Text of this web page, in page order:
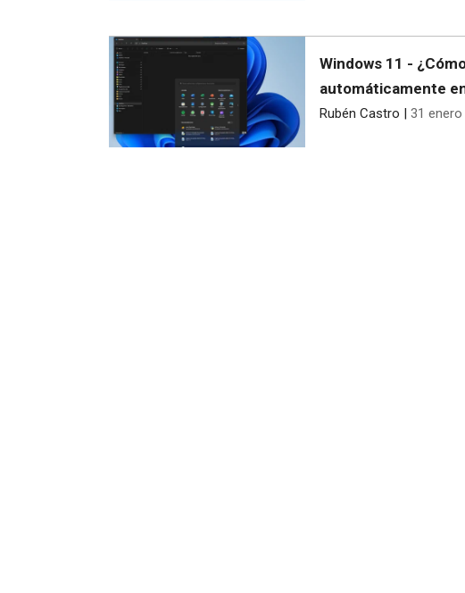
Windows 11 -
automáticamente
Rubén Castro | 31 enero